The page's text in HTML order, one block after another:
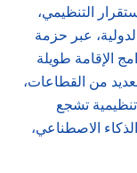
التنظيمي،
عبر حزمة
الإقامة طويلة
من القطاعات،
تشجع
الاصطناعي،